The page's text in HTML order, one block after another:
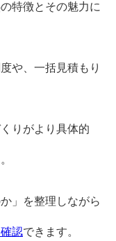
特徴とその魅力に
や、一括見積もり
りがより具体的
」を整理しながら
認できます。